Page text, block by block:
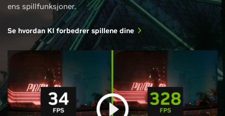
ens spillfunksjoner.
Se hvordan KI forbedrer spillene dine